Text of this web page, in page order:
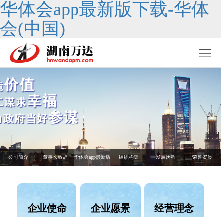
华体会app最新版下载-华体
会(中国)
公司简介 董事长致辞 华体会app最新版 组织构架 发展历程 荣誉资质
企业使命 企业愿景 经营理念